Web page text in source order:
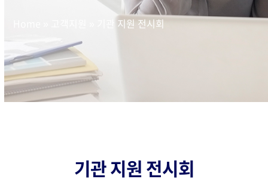
기관 지원 전시회
기관 지원 전시회